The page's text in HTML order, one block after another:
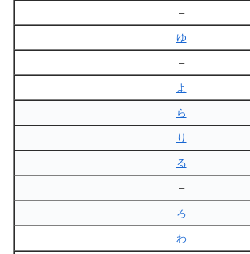
–
ゆ
–
よ
ら
り
る
–
ろ
わ